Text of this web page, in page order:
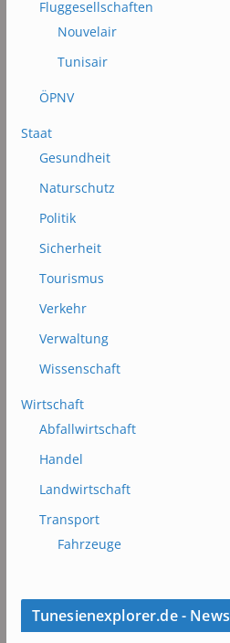
Fluggesellschaften
Nouvelair
Tunisair
ÖPNV
Staat
Gesundheit
Naturschutz
Politik
Sicherheit
Tourismus
Verkehr
Verwaltung
Wissenschaft
Wirtschaft
Abfallwirtschaft
Handel
Landwirtschaft
Transport
Fahrzeuge
Tunesienexplorer.de - News